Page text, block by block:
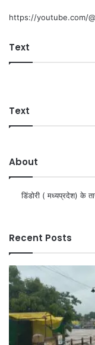
https://youtube.com/
Text
Text
About
डिंडोरी ( मध्यप्रदेश) के
Recent Posts